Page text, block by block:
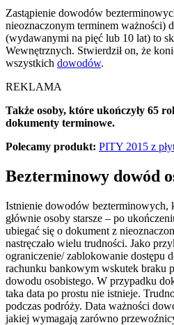
Zastąpienie dowodów
nieoznaczonym terminem ważności)
(wydawanymi na pięć lub 10 lat) to
Wewnętrznych. Stwierdził on, że
wszystkich dowodów.
REKLAMA
Także osoby, które ukończyły 65
dokumenty terminowe.
Polecamy produkt: PITY 2015 z
Bezterminowy dowód
Istnienie dowodów bezterminowych,
głównie osoby starsze – po
ubiegać się o dokument z
nastręczało wielu trudności. Jako
ograniczenie/ zablokowanie dostępu
rachunku bankowym wskutek braku
dowodu osobistego. W przypadku
taka data po prostu nie istnieje.
podczas podróży. Data ważności
jakiej wymagają zarówno